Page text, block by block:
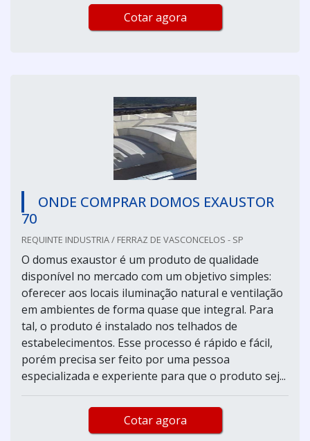
Cotar agora
ONDE COMPRAR DOMOS EXAUSTOR
70
REQUINTE INDUSTRIA / FERRAZ DE VASCONCELOS - SP
O domus exaustor é um produto de qualidade
disponível no mercado com um objetivo simples:
oferecer aos locais iluminação natural e ventilação
em ambientes de forma quase que integral. Para
tal, o produto é instalado nos telhados de
estabelecimentos. Esse processo é rápido e fácil,
porém precisa ser feito por uma pessoa
especializada e experiente para que o produto sej...
Cotar agora